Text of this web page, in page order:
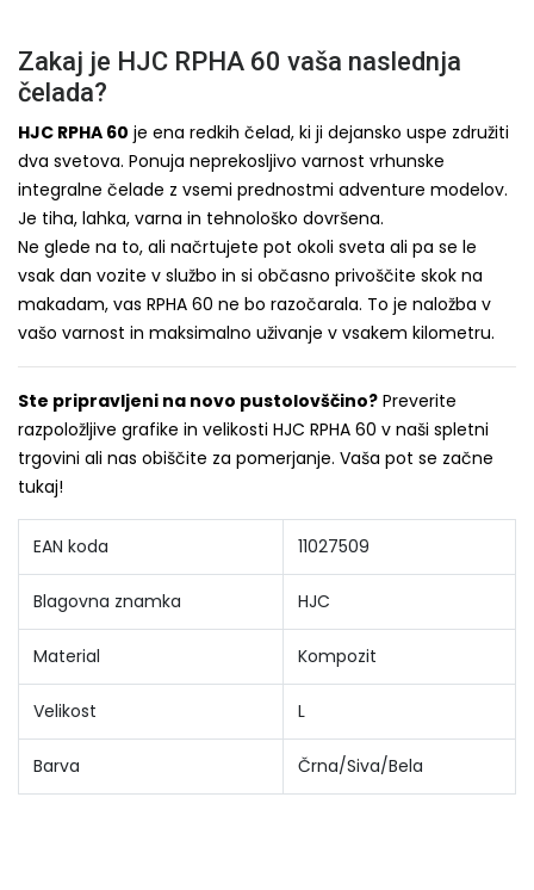
Zakaj je HJC RPHA 60 vaša naslednja
čelada?
HJC RPHA 60 je ena redkih čelad, ki ji dejansko uspe združiti
dva svetova. Ponuja neprekosljivo varnost vrhunske
integralne čelade z vsemi prednostmi adventure modelov.
Je tiha, lahka, varna in tehnološko dovršena.
Ne glede na to, ali načrtujete pot okoli sveta ali pa se le
vsak dan vozite v službo in si občasno privoščite skok na
makadam, vas RPHA 60 ne bo razočarala. To je naložba v
vašo varnost in maksimalno uživanje v vsakem kilometru.
Ste pripravljeni na novo pustolovščino? Preverite
razpoložljive grafike in velikosti HJC RPHA 60 v naši spletni
trgovini ali nas obiščite za pomerjanje. Vaša pot se začne
tukaj!
EAN koda 11027509
Blagovna znamka HJC
Material Kompozit
Velikost L
Barva Črna/Siva/Bela